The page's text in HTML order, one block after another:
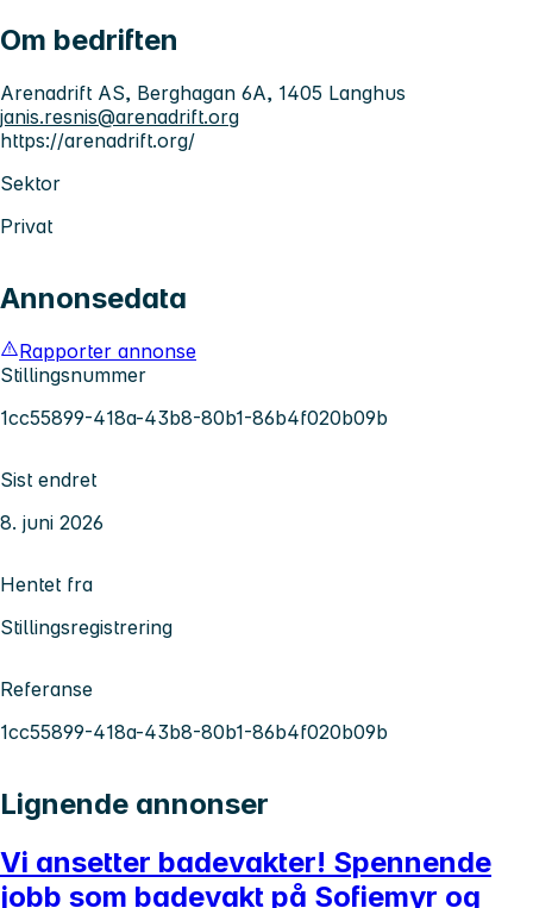
Om bedriften
Arenadrift AS, Berghagan 6A, 1405 Langhus
janis.resnis@arenadrift.org
https://arenadrift.org/
Sektor
Privat
Annonsedata
Rapporter annonse
Stillingsnummer
1cc55899-418a-43b8-80b1-86b4f020b09b
Sist endret
8. juni 2026
Hentet fra
Stillingsregistrering
Referanse
1cc55899-418a-43b8-80b1-86b4f020b09b
Lignende annonser
Vi ansetter badevakter! Spennende
jobb som badevakt på Sofiemyr og